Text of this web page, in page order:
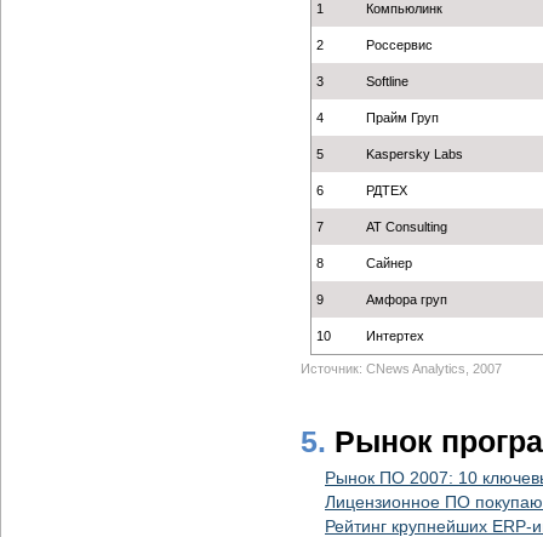
1 Компьюлинк
2 Россервис
3 Softline
4 Прайм Груп
5 Kaspersky Labs
6 РДТЕХ
7 AT Consulting
8 Сайнер
9 Амфора груп
10 Интертех
Источник: CNews Analytics, 2007
5. Рынок
Рынок ПО 2007: 10
Лицензионное ПО
Рейтинг крупнейших ERP-